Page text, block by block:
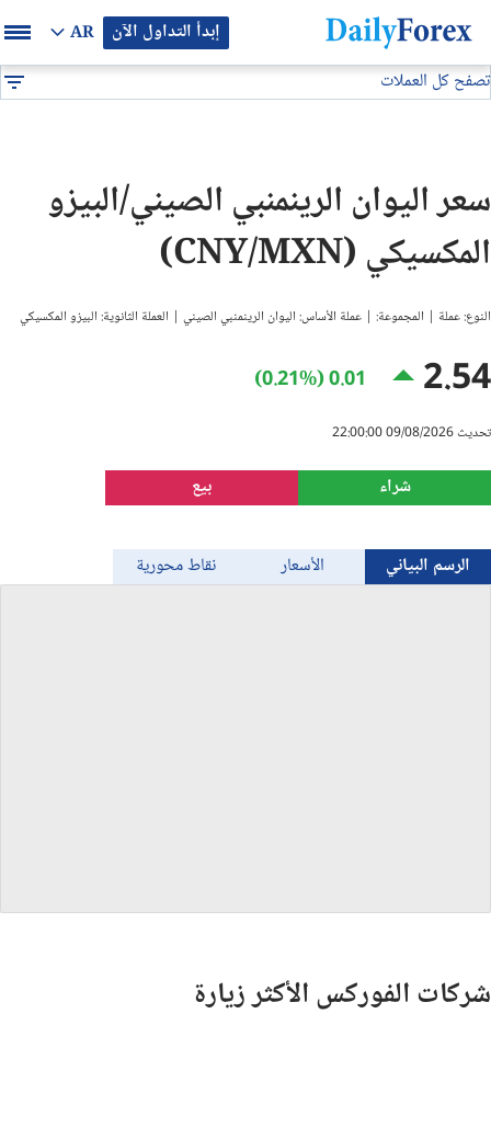
إبدأ التداول الآن AR
بيان إعلاني
تصفح كل العملات
GBP/USD
USD/JPY
USD/CAD
USD/CHF
Bitcoin/USD
سعر اليوان الرينمنبي الصيني/البيزو
المكسيكي (CNY/MXN)
النوع: عملة | المجموعة: | عملة الأساس: اليوان الرينمنبي الصيني | العملة الثانوية: البيزو المكسيكي
2.54
0.01 (0.21%)
شراء بيع
تحديث 09/08/2026 22:00:00
الرسم البياني الأسعار نقاط محورية
شركات الفوركس الأكثر زيارة